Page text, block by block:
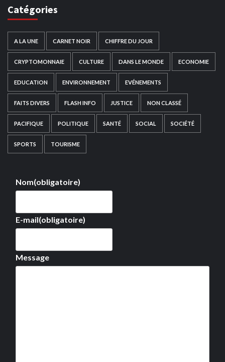
Catégories
A LA UNE CARNET NOIR CHIFFRE DU JOUR
CRYPTOMONNAIE CULTURE DANS LE MONDE ECONOMIE
EDUCATION ENVIRONNEMENT EVÉNEMENTS
FAITS DIVERS FLASH INFO JUSTICE NON CLASSÉ
PACIFIQUE POLITIQUE SANTÉ SOCIAL SOCIÉTÉ
SPORTS TOURISME
Nom(obligatoire)
E-mail(obligatoire)
Message